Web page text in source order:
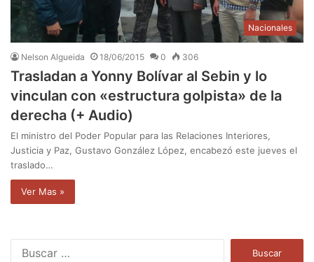
Nacionales
Nelson Algueida 18/06/2015 0 306
Trasladan a Yonny Bolívar al Sebin y lo
vinculan con «estructura golpista» de la
derecha (+ Audio)
El ministro del Poder Popular para las Relaciones Interiores,
Justicia y Paz, Gustavo González López, encabezó este jueves el
traslado…
Ver Mas »